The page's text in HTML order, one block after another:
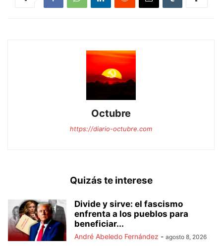
Octubre
https://diario-octubre.com
Quizás te interese
Divide y sirve: el fascismo
enfrenta a los pueblos para
beneficiar...
André Abeledo Fernández - agosto 8, 2026